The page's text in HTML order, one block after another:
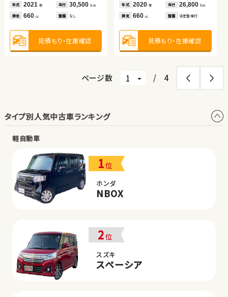
年式 2021 年 走行 30,500 km
排気 660 cc 整備 なし
見積もり・在庫確認
年式 2020年 走行 26,800 km
排気 660cc 整備 法定整備付
見積もり・在庫確認
年式 2014 年 走行 39,100 km
排気 2,400 整備 なし
見積もり・在庫確認
年式 2021年 走行 38,200 km
排気 2,000 整備 法定整備付
見積もり・在庫確認
見積もり・在庫確認 見積もり・在庫確認
ページ数 / 4
タイプ別人気中古車ランキング
軽自動車
1位
ホンダ
NBOX
2位
スズキ
スペーシア